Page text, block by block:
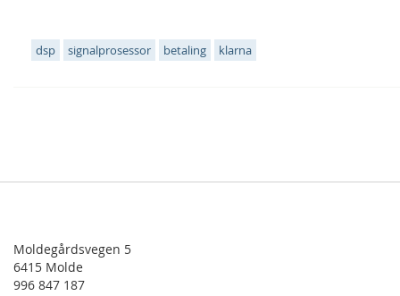
dsp signalprosessor betaling klarna
Moldegårdsvegen 5
6415 Molde
996 847 187